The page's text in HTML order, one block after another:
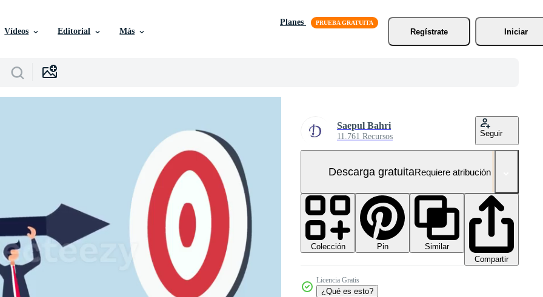
Vídeos Editorial Más
Planes
Regístrate
Iniciar
Saepul Bahri
11.761 Recursos Seguir
Descarga gratuitaRequiere atribución
Colección Pin
Similar
Compartir
Licencia Gratis
¿Qué es esto?